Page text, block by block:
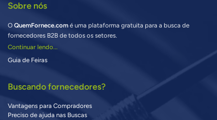
Sobre nós
O QuemFornece.com é uma plataforma gratuita para a busca de
fornecedores B2B de todos os setores.
Continuar lendo...
Guia de Feiras
Buscando fornecedores?
Vantagens para Compradores
Preciso de ajuda nas Buscas